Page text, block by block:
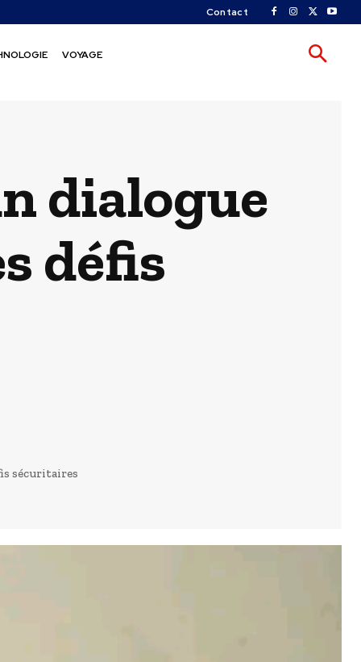
Contact
VOYAGE
dialogue
défis
sécuritaires